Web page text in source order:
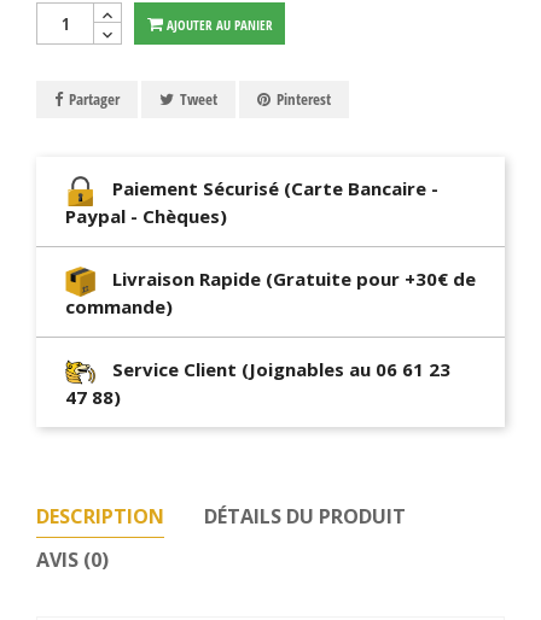
AJOUTER AU PANIER
Partager Tweet Pinterest
Paiement Sécurisé (Carte Bancaire -
Paypal - Chèques)
Livraison Rapide (Gratuite pour +30€ de
commande)
Service Client (Joignables au 06 61 23
47 88)
DESCRIPTION
DÉTAILS DU PRODUIT
AVIS (0)